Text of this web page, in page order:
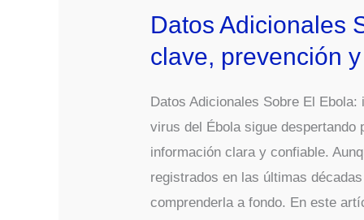
Datos Adicionales
clave, prevención
Datos Adicionales Sobre El
virus del Ébola sigue despertando
información clara y confiable.
registrados en las últimas
comprenderla a fondo. En este